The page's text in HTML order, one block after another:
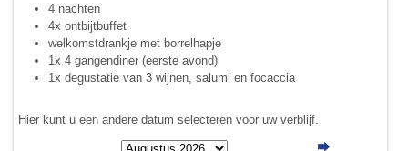
4 nachten
4x ontbijtbuffet
welkomstdrankje met borrelhapje
1x 4 gangendiner (eerste avond)
1x degustatie van 3 wijnen, salumi en focaccia
Hier kunt u een andere datum selecteren voor uw verblijf.